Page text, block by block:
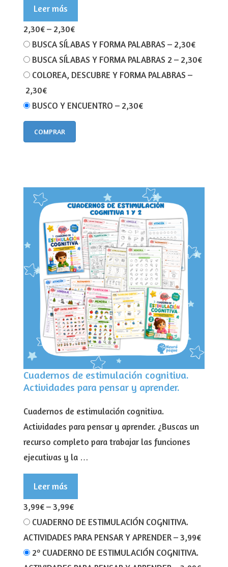
Leer más
2,30€– 2,30€
BUSCA SÍLABAS Y FORMA PALABRAS – 2,30€
BUSCA SÍLABAS Y FORMA PALABRAS 2 – 2,30€
COLOREA, DESCUBRE Y FORMA PALABRAS –
2,30€
BUSCO Y ENCUENTRO – 2,30€
COMPRAR
Cuadernos de estimulación cognitiva.
Actividades para pensar y aprender.
Cuadernos de estimulación cognitiva.
Actividades para pensar y aprender. ¿Buscas un
recurso completo para trabajar las funciones
ejecutivas y la …
Leer más
3,99€–3,99€
CUADERNO DE ESTIMULACIÓN COGNITIVA.
ACTIVIDADES PARA PENSAR Y APRENDER–3,99€
2º CUADERNO DE ESTIMULACIÓN COGNITIVA.